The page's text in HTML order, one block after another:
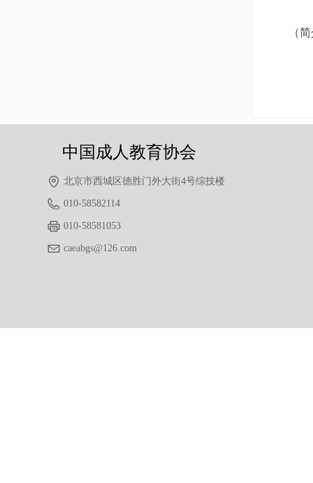
（简介
北京市西城区德胜门外大街4号综技楼
010-58582114
010-58581053
caeabgs@126.com
中国成人教育协会